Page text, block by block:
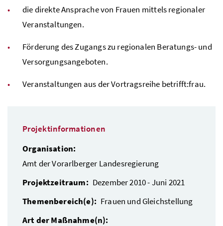
die direkte Ansprache von Frauen mittels regionaler
Veranstaltungen.
Förderung des Zugangs zu regionalen Beratungs- und
Versorgungsangeboten.
Veranstaltungen aus der Vortragsreihe betrifft:frau.
Projektinformationen
Organisation:
Amt der Vorarlberger Landesregierung
Projektzeitraum: Dezember 2010 - Juni 2021
Themenbereich(e): Frauen und Gleichstellung
Art der Maßnahme(n):